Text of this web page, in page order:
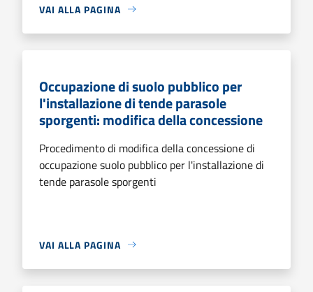
VAI ALLA PAGINA
Occupazione di suolo pubblico per
l'installazione di tende parasole
sporgenti: modifica della concessione
Procedimento di modifica della concessione di
occupazione suolo pubblico per l'installazione di
tende parasole sporgenti
VAI ALLA PAGINA